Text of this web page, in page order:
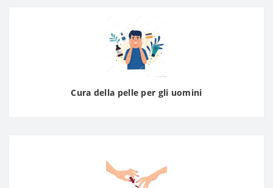
Cura della pelle per gli uomini